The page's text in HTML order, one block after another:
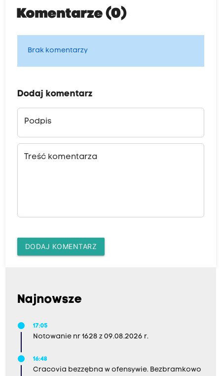
Komentarze (0)
Brak komentarzy
Dodaj komentarz
Podpis
Treść komentarza
DODAJ KOMENTARZ
Najnowsze
17:05
Notowanie nr 1628 z 09.08.2026 r.
16:48
Cracovia bezzębna w ofensywie. Bezbramkowo